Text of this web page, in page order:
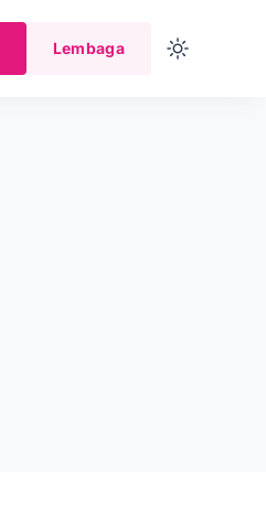
Lembaga